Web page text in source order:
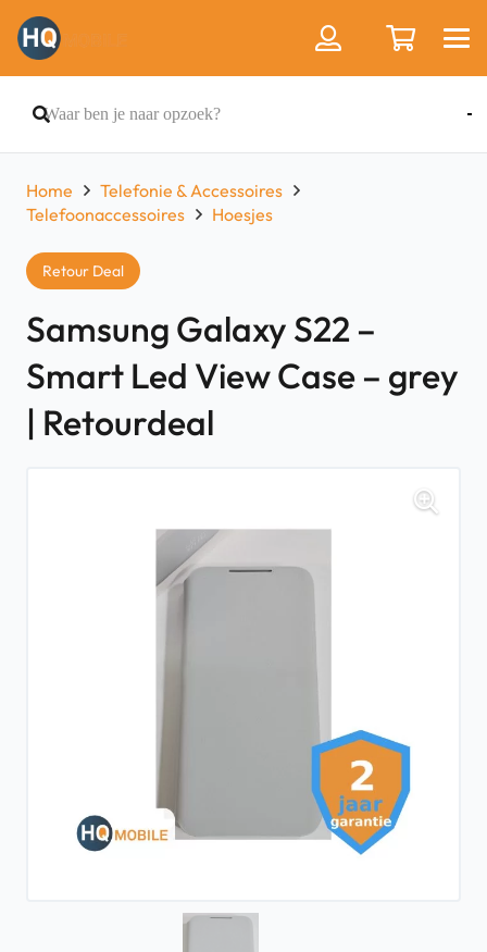
Home
Telefonie & Accessoires
Telefoonaccessoires
Hoesjes
Retour Deal
Samsung Galaxy S22 –
Smart Led View Case – grey
| Retourdeal